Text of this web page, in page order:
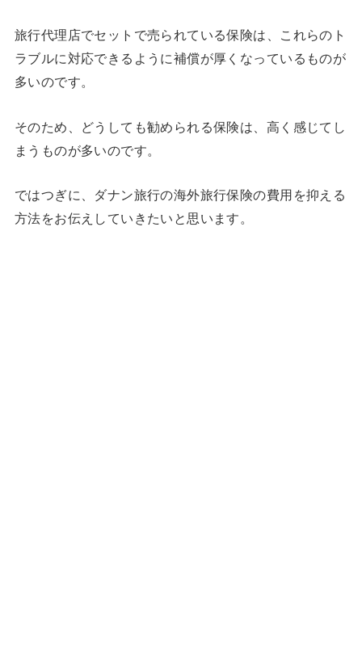
旅行代理店でセットで売られている保険は、これらのト
ラブルに対応できるように補償が厚くなっているものが
多いのです。
そのため、どうしても勧められる保険は、高く感じてし
まうものが多いのです。
ではつぎに、ダナン旅行の海外旅行保険の費用を抑える
方法をお伝えしていきたいと思います。